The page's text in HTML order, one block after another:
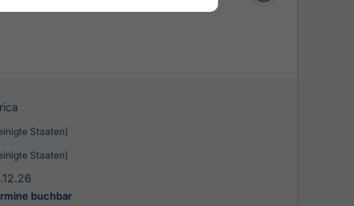
Staaten)
Staaten)
buchbar